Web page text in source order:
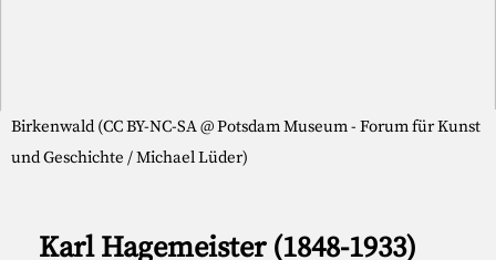
Birkenwald (CC BY-NC-SA @ Potsdam Museum - Forum für Kunst
und Geschichte / Michael Lüder)
Karl Hagemeister (1848-1933)